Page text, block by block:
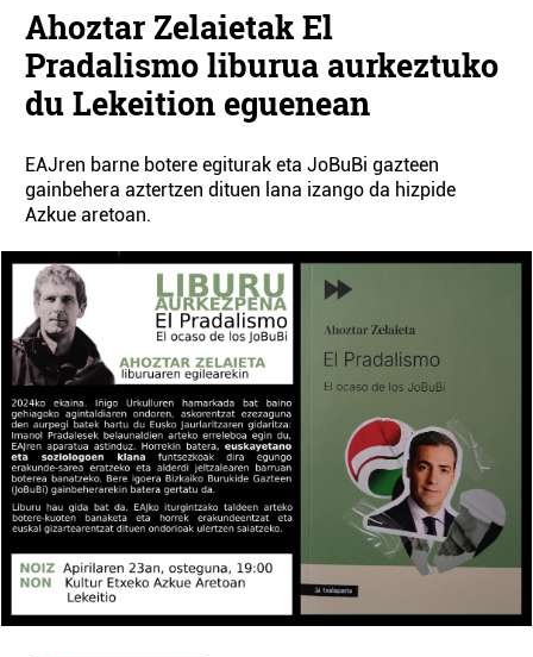
Ahoztar Zelaietak El
Pradalismo liburua aurkeztuko
du Lekeition eguenean
EAJren barne botere egiturak eta JoBuBi gazteen
gainbehera aztertzen dituen lana izango da hizpide
Azkue aretoan.